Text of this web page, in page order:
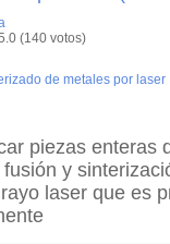
(140 votos)
de metales por laser
piezas enteras
y
laser que es